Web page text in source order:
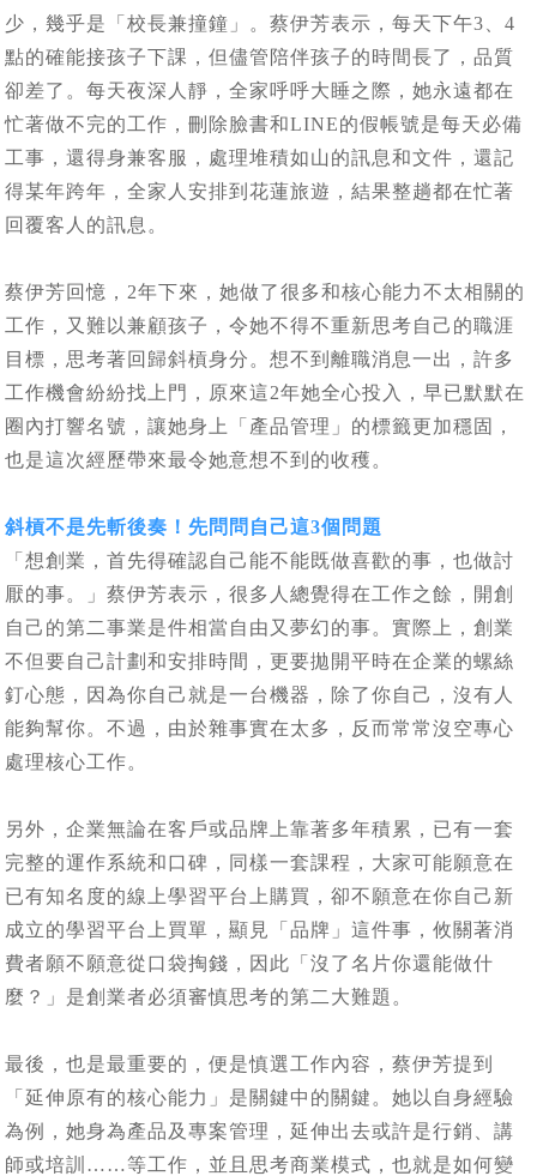
少，幾乎是「校長兼撞鐘」。蔡伊芳表示，每天下午3、4
點的確能接孩子下課，但儘管陪伴孩子的時間長了，品質
卻差了。每天夜深人靜，全家呼呼大睡之際，她永遠都在
忙著做不完的工作，刪除臉書和LINE的假帳號是每天必備
工事，還得身兼客服，處理堆積如山的訊息和文件，還記
得某年跨年，全家人安排到花蓮旅遊，結果整趟都在忙著
回覆客人的訊息。
蔡伊芳回憶，2年下來，她做了很多和核心能力不太相關的
工作，又難以兼顧孩子，令她不得不重新思考自己的職涯
目標，思考著回歸斜槓身分。想不到離職消息一出，許多
工作機會紛紛找上門，原來這2年她全心投入，早已默默在
圈內打響名號，讓她身上「產品管理」的標籤更加穩固，
也是這次經歷帶來最令她意想不到的收穫。
斜槓不是先斬後奏！先問問自己這3個問題
「想創業，首先得確認自己能不能既做喜歡的事，也做討
厭的事。」蔡伊芳表示，很多人總覺得在工作之餘，開創
自己的第二事業是件相當自由又夢幻的事。實際上，創業
不但要自己計劃和安排時間，更要拋開平時在企業的螺絲
釘心態，因為你自己就是一台機器，除了你自己，沒有人
能夠幫你。不過，由於雜事實在太多，反而常常沒空專心
處理核心工作。
另外，企業無論在客戶或品牌上靠著多年積累，已有一套
完整的運作系統和口碑，同樣一套課程，大家可能願意在
已有知名度的線上學習平台上購買，卻不願意在你自己新
成立的學習平台上買單，顯見「品牌」這件事，攸關著消
費者願不願意從口袋掏錢，因此「沒了名片你還能做什
麼？」是創業者必須審慎思考的第二大難題。
最後，也是最重要的，便是慎選工作內容，蔡伊芳提到
「延伸原有的核心能力」是關鍵中的關鍵。她以自身經驗
為例，她身為產品及專案管理，延伸出去或許是行銷、講
師或培訓……等工作，並且思考商業模式，也就是如何變